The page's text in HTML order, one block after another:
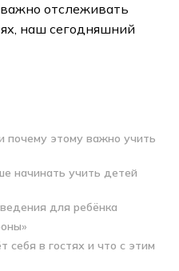
отслеживать
наш сегодняшний
почему этому важно учить
начинать учить детей
для ребёнка
себя в гостях и что с этим